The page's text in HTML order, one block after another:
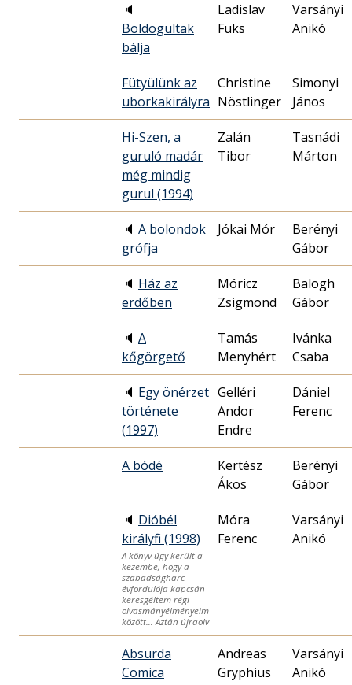
🔈
Boldogultak
bálja
Ladislav
Fuks
Varsányi
Anikó
Fütyülünk az
uborkakirályra
Christine
Nöstlinger
Simonyi
János
Hi-Szen, a
guruló madár
még mindig
gurul (1994)
Zalán
Tibor
Tasnádi
Márton
🔈 A bolondok
grófja
Jókai Mór
Berényi
Gábor
🔈 Ház az
erdőben
Móricz
Zsigmond
Balogh
Gábor
🔈 A
kőgörgető
Tamás
Menyhért
Ivánka
Csaba
🔈 Egy önérzet
története
(1997)
Gelléri
Andor
Endre
Dániel
Ferenc
A bódé
Kertész
Ákos
Berényi
Gábor
🔈 Dióbél
királyfi (1998)
A könyv úgy került a
kezembe, hogy a
szabadságharc
évfordulója kapcsán
keresgéltem régi
olvasmányélményeim
között… Aztán újraolv
Móra
Ferenc
Varsányi
Anikó
Absurda
Comica
Andreas
Gryphius
Varsányi
Anikó